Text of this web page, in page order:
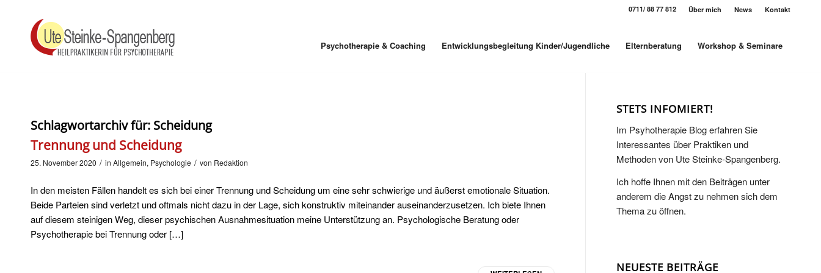
Über mich News Kontakt
0711/ 88 77 812
Psychotherapie & Coaching Entwicklungsbegleitung Kinder/Jugendliche Elternberatung Workshop & Seminare
Schlagwortarchiv für: Scheidung
Trennung und Scheidung
25. November 2020 / in Allgemein, Psychologie / von Redaktion
In den meisten Fällen handelt es sich bei einer Trennung und Scheidung um eine sehr schwierige und äußerst emotionale Situation.
Beide Parteien sind verletzt und oftmals nicht dazu in der Lage, sich konstruktiv miteinander auseinanderzusetzen. Ich biete Ihnen
auf diesem steinigen Weg, dieser psychischen Ausnahmesituation meine Unterstützung an. Psychologische Beratung oder
Psychotherapie bei Trennung oder […]
STETS INFOMIERT!
Im Psyhotherapie Blog erfahren Sie
Interessantes über Praktiken und
Methoden von Ute Steinke-Spangenberg.
Ich hoffe Ihnen mit den Beiträgen unter
anderem die Angst zu nehmen sich dem
Thema zu öffnen.
NEUESTE BEITRÄGE